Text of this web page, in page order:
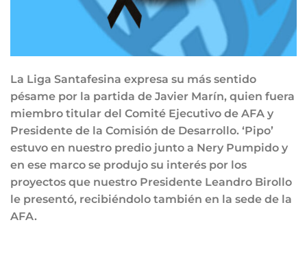
La Liga Santafesina expresa su más sentido
pésame por la partida de Javier Marín, quien fuera
miembro titular del Comité Ejecutivo de AFA y
Presidente de la Comisión de Desarrollo. ‘Pipo’
estuvo en nuestro predio junto a Nery Pumpido y
en ese marco se produjo su interés por los
proyectos que nuestro Presidente Leandro Birollo
le presentó, recibiéndolo también en la sede de la
AFA.